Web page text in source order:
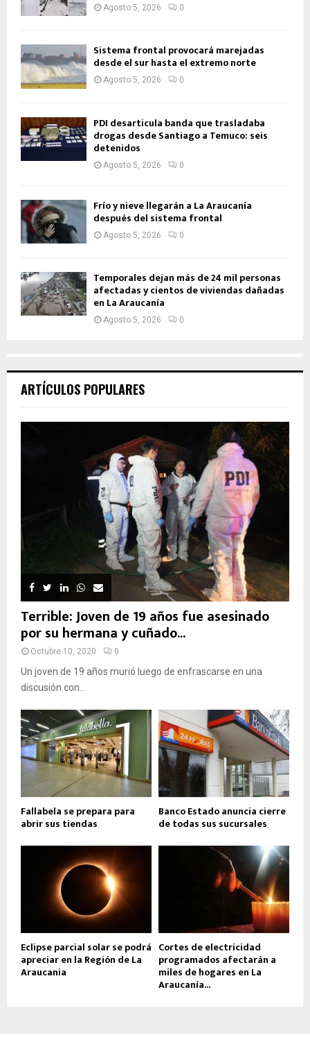
Agosto 5, 2026 0
Sistema frontal provocará marejadas
desde el sur hasta el extremo norte
Agosto 5, 2026 0
PDI desarticula banda que trasladaba
drogas desde Santiago a Temuco: seis
detenidos
Agosto 5, 2026 0
Frío y nieve llegarán a La Araucanía
después del sistema frontal
Agosto 5, 2026 0
Temporales dejan más de 24 mil personas
afectadas y cientos de viviendas dañadas
en La Araucanía
Agosto 5, 2026 0
ARTÍCULOS POPULARES
Terrible: Joven de 19 años fue asesinado
por su hermana y cuñado...
Octubre 10, 2020 0
Un joven de 19 años murió luego de enfrascarse en una
discusión con...
Fallabela se prepara para
abrir sus tiendas
Banco Estado anuncia cierre
de todas sus sucursales
Eclipse parcial solar se podrá
apreciar en la Región de La
Araucania
Cortes de electricidad
programados afectarán a
miles de hogares en La
Araucanía...